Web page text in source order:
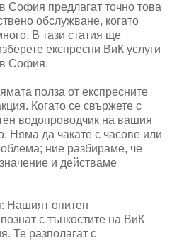
София предлагат точно това
обслужване, когато
В тази статия ще
експресни ВиК услуги
в София.
полза от експресните
Когато се свържете с
водопроводчик на вашия
Няма да чакате с часове или
ние разбираме, че
и действаме
Нашият опитен
с тънкостите на ВиК
Те разполагат с